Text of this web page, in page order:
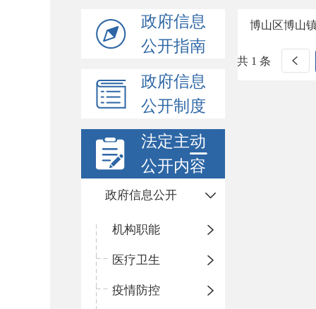
政府信息
公开指南
政府信息
公开制度
法定主动
公开内容
政府信息公开
机构职能
医疗卫生
疫情防控
博山区博山
共 1 条